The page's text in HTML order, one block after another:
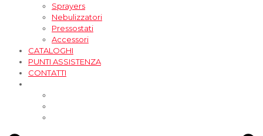
Sprayers
Nebulizzatori
Pressostati
Accessori
CATALOGHI
PUNTI ASSISTENZA
CONTATTI